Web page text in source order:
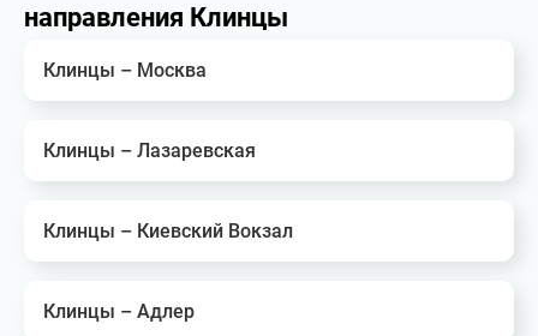
направления Клинцы
Клинцы – Москва
Клинцы – Лазаревская
Клинцы – Киевский Вокзал
Клинцы – Адлер